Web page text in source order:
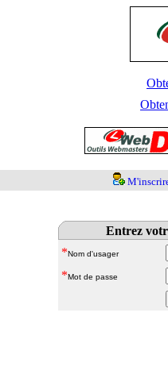
Entrez
*Nom d'usager
*Mot de passe